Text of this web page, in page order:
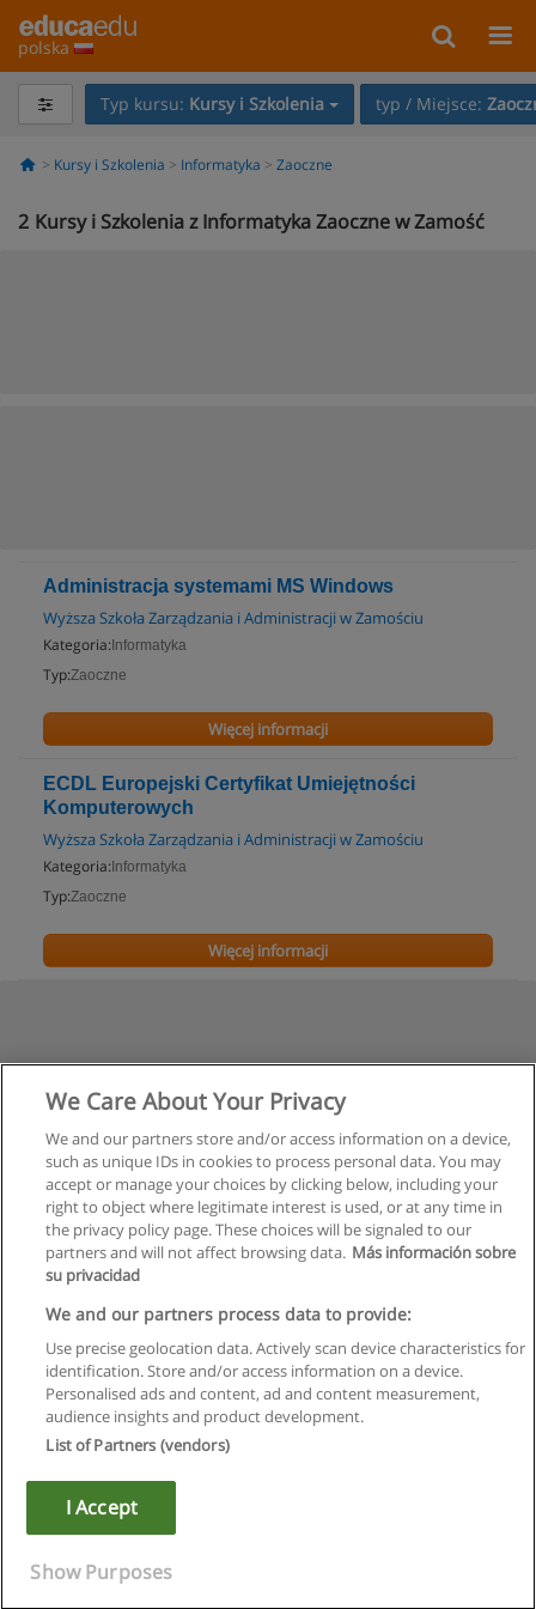
polska
Typ kursu: Kursy i Szkolenia typ / Miejsce:
Kursy i Szkolenia Informatyka Zaoczne
2 Kursy i Szkolenia z Informatyka Zaoczne w Zamość
Administracja systemami MS Windows
Wyższa Szkoła Zarządzania i Administracji w Zamościu
Kategoria: Informatyka
Typ:Zaoczne
Więcej informacji
ECDL Europejski Certyfikat Umiejętności
Komputerowych
Wyższa Szkoła Zarządzania i Administracji w Zamościu
Kategoria: Informatyka
Typ:Zaoczne
Więcej informacji
Regulamin
Polityka ochrony danych osobowych
Copyright © Educaedu Business S.L. - CIF : B-95610580: -
We Care About Your Privacy
We and our partners store and/or access information on a device,
such as unique IDs in cookies to process personal data. You may
accept or manage your choices by clicking below, including your
right to object where legitimate interest is used, or at any time in
the privacy policy page. These choices will be signaled to our
partners and will not affect browsing data. Más información sobre
su privacidad
We and our partners process data to provide:
Use precise geolocation data. Actively scan device characteristics for
identification. Store and/or access information on a device.
Personalised ads and content, ad and content measurement,
audience insights and product development.
List of Partners (vendors)
I Accept
Show Purposes